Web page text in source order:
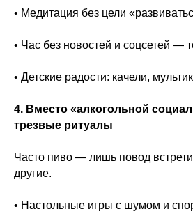
• Медитация без цели
• Час без новостей и соцсетей —
• Детские радости: качели,
4. Вместо «алкогольной
трезвые ритуалы
Часто пиво — лишь повод
другие.
• Настольные игры с шумом и